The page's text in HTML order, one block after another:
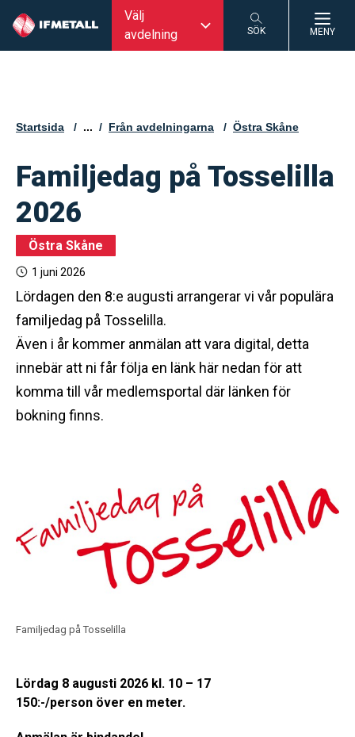
Välj
avdelning
SÖK MENY
Startsida ... Från avdelningarna Östra Skåne
Familjedag på Tosselilla
2026
Östra Skåne
1 juni 2026
Lördagen den 8:e augusti arrangerar vi vår populära
familjedag på Tosselilla.
Även i år kommer anmälan att vara digital, detta
innebär att ni får följa en länk här nedan för att
komma till vår medlemsportal där länken för
bokning finns.
Familjedag på Tosselilla
Lördag 8 augusti 2026 kl. 10 – 17
150:-/person över en meter.